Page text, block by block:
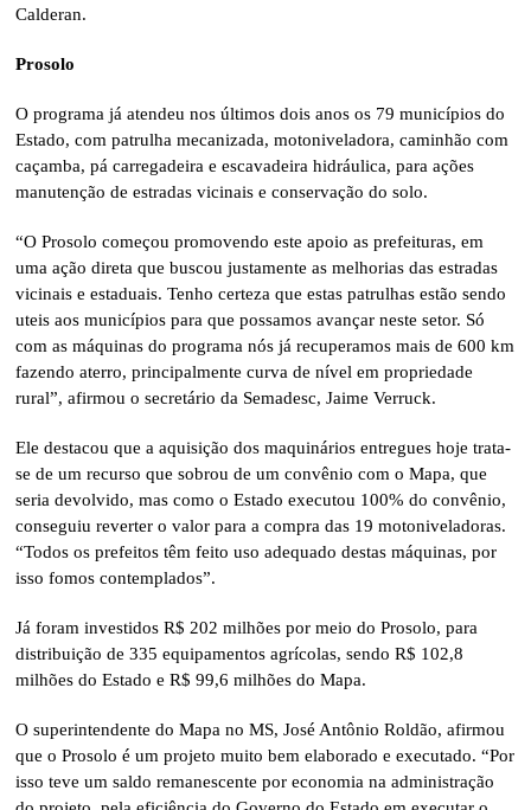
Calderan.
Prosolo
O programa já atendeu nos últimos dois anos os 79 municípios do
Estado, com patrulha mecanizada, motoniveladora, caminhão com
caçamba, pá carregadeira e escavadeira hidráulica, para ações
manutenção de estradas vicinais e conservação do solo.
“O Prosolo começou promovendo este apoio as prefeituras, em
uma ação direta que buscou justamente as melhorias das estradas
vicinais e estaduais. Tenho certeza que estas patrulhas estão sendo
uteis aos municípios para que possamos avançar neste setor. Só
com as máquinas do programa nós já recuperamos mais de 600 km
fazendo aterro, principalmente curva de nível em propriedade
rural”, afirmou o secretário da Semadesc, Jaime Verruck.
Ele destacou que a aquisição dos maquinários entregues hoje trata-
se de um recurso que sobrou de um convênio com o Mapa, que
seria devolvido, mas como o Estado executou 100% do convênio,
conseguiu reverter o valor para a compra das 19 motoniveladoras.
“Todos os prefeitos têm feito uso adequado destas máquinas, por
isso fomos contemplados”.
Já foram investidos R$ 202 milhões por meio do Prosolo, para
distribuição de 335 equipamentos agrícolas, sendo R$ 102,8
milhões do Estado e R$ 99,6 milhões do Mapa.
O superintendente do Mapa no MS, José Antônio Roldão, afirmou
que o Prosolo é um projeto muito bem elaborado e executado. “Por
isso teve um saldo remanescente por economia na administração